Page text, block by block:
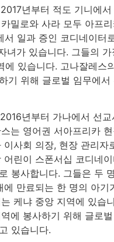
년부터 적도 기니에서
밀로와 사라 모두 아프
일과 증인 코디네이터
녀가 있습니다. 그들의 가
에 있습니다. 고나잘레스
기 위해 글로벌 임무에서
년부터 가나에서 선교
는 영어권 서아프리카
사회 의장, 현장 관리자
린이 스폰서십 코디네
봉사합니다. 그들은 두
만료되는 한 명의 아기
케냐 중앙 지역에 있습
에 봉사하기 위해 글로
있습니다.